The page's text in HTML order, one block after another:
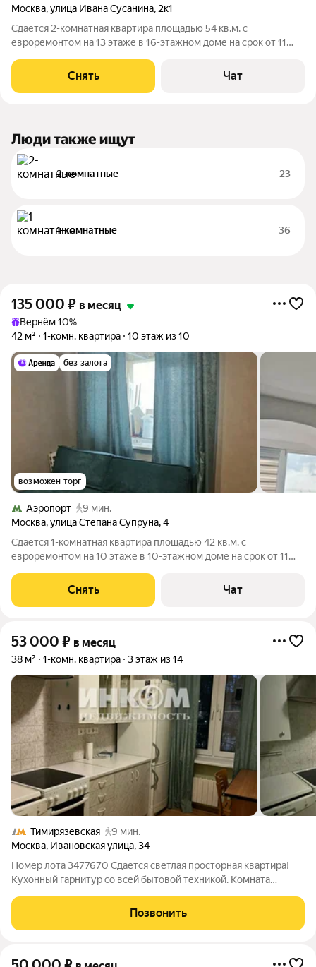
Москва,улица Ивана Сусанина, 2к1
Сдаётся 2-комнатная квартира площадью 54 кв.м. с
евроремонтом на 13 этаже в 16-этажном доме на срок от 11
Стиральная машина Холодильник Посудомоечная машина
Кондиционер Микроволновка Дом -
Снять Чат
Люди также ищут
2-комнатные 23
1-комнатные 36
135 000 ₽ в месяц
Вернём 10%
42 м²
1-комн. квартира 10 этаж из 10
без залога
возможен торг
Аэропорт
9 мин.
Москва,улица Степана Супруна,4
Сдаётся 1-комнатная квартира площадью 42 кв.м. с
евроремонтом на 10 этаже в 10-этажном доме на срок от 11
Холодильник Дом - кирпичный, окна выходят во двор и на
улицу. Коммунальные услуги по
Снять Чат
53 000 ₽ в месяц
38 м² 1-комн. квартира 3 этаж из 14
Тимирязевская
9 мин.
Москва, Ивановская улица,34
Номер лота 3477670 Сдается светлая просторная квартира!
Кухонный гарнитур со всей бытовой техникой. Комната
Рядом с домом парковка, парк.Позвонить